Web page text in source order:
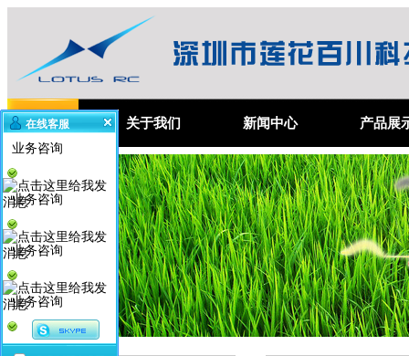
首 页 关于我们 新闻中心 产品展
在线客服
业务咨询
业务咨询
业务咨询
业务咨询